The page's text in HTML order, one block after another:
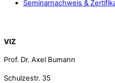
Seminarnachweis &
VIZ
Prof. Dr. Axel Bumann
Schulzestr. 35